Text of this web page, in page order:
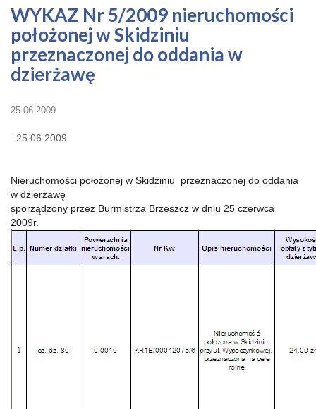
WYKAZ Nr 5/2009 nieruchomości
położonej w Skidziniu
przeznaczonej do oddania w
dzierżawę
25.06.2009
: 25.06.2009
Nieruchomości położonej w Skidziniu przeznaczonej do oddania
w dzierżawę
sporządzony przez Burmistrza Brzeszcz w dniu 25 czerwca
2009r.